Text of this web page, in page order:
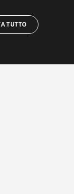
TUTTO